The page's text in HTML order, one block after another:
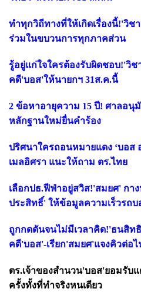
ทำทุกวิถีทางที่ให้เกิดเรื่องนี้!'วิช
ร่วมในขบวนการทุกภาคส่วน
รู้อยู่แก่ใจใครต้องรับผิดชอบ!'วิช
คดี'บอส'ให้นายกฯ 31ส.ค.นี้
2 ข้อหาอายุความ 15 ปี! ศาลอนุ
หลักฐานใหม่ยื่นคำร้อง
ปริศนาใครถอนหมายแดง ‘บอส
เมลอิศรา แนะให้ถาม ตร.ไทย
เลือกปธ.ฟีฟ่าอยู่สวิส!'สมยศ' กา
ประสิทธิ์' ให้ข้อมูลความเร็วรถบ
ถูกกดดันจนไม่มีเวลาคิด!'ธนสิทธิ
คดี'บอส'-เรียก'สมยศ'แจงคิวต่อไ
ตร.เจ้าของสำนวน'บอส'ยอมรับ
ครั้งทั้งที่ทำจริงหนเดียว